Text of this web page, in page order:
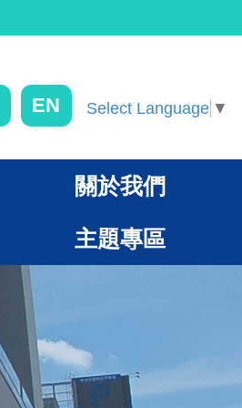
EN Select Language ▼
關於我們
主題專區